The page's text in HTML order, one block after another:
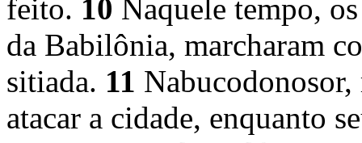
feito. 10 Naquele tempo,
da Babilônia, marcharam
sitiada. 11
atacar a cidade, enquanto